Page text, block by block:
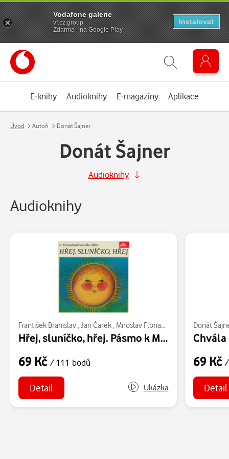
E-knihy Audioknihy E-magazíny Aplikace
Úvod Autoři Donát Šajner
Donát Šajner
Audioknihy
Audioknihy
František Branislav, Jan Čarek, Miroslav Florian Donát Šajner,
Hřej, sluníčko, hřej. Pásmo k Mezinárodnímu roku dítěte
69 Kč / 111 bodů
Detail Ukázka
Donát
69 Kč /
Detail
Vodafone galerie
vf.cz.group
Zdarma - na Google Play
Instalovat